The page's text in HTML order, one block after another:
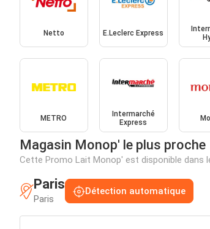
Netto E.Leclerc Express
METRO
Intermarché
Express
Magasin Monop' le plus proche
Cette Promo Lait Monop' est disponible
Paris
Paris
Détection automatique